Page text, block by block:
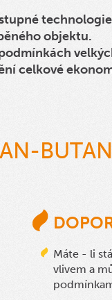
objektu.
celkové
Máte - li
vlivem a